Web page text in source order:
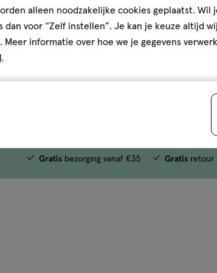
9.99
25
Bijna
Gratis bezorging vanaf €35 Gratis retour
alleen noodzakelijke cookies geplaatst. Wil
dan voor “Zelf instellen”. Je kan je keuze altijd
. Meer informatie over hoe we je gegevens
.